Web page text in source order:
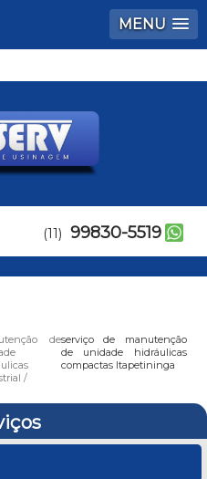
MENU
(11) 99830-5519
deserviço de manutenção
de unidade hidráulicas
compactas Itapetininga